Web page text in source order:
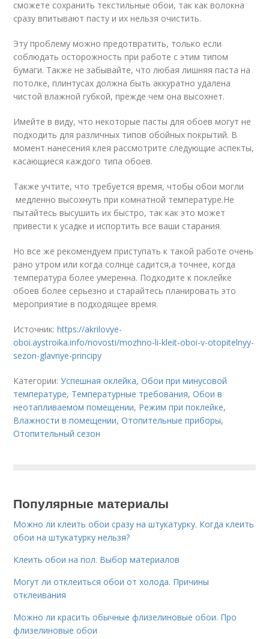
сможете сохранить текстильные обои, так как волокна
сразу впитывают пасту и их нельзя очистить.
Эту проблему можно предотвратить, только если
соблюдать осторожность при работе с этим типом
бумаги. Также не забывайте, что любая лишняя паста на
потолке, плинтусах должна быть аккуратно удалена
чистой влажной губкой, прежде чем она высохнет.
Имейте в виду, что некоторые пасты для обоев могут не
подходить для различных типов обойных покрытий. В
момент нанесения клея рассмотрите следующие аспекты,
касающиеся каждого типа обоев.
Также учтите, что требуется время, чтобы обои могли
медленно высохнуть при комнатной температуре.Не
пытайтесь высушить их быстро, так как это может
привести к усадке и испортить все ваши старания.
Но все же рекомендуем приступать к такой работе очень
рано утром или когда солнце садится,а точнее, когда
температура более умеренна. Подходите к поклейке
обоев более серьезно и старайтесь планировать это
мероприятие в подходящее время.
Источник:https://akrilovye-
oboi.aystroika.info/novosti/mozhno-li-kleit-oboi-v-otopitelnyy-
sezon-glavnye-principy
Категории:Успешная оклейка,Обои при минусовой
температуре, Температурные требования,Обои в
неотапливаемом помещении, Режим при поклейке,
Влажности в помещении,Отопительные приборы,
Отопительный сезон
Популярные материалы
Можно ли клеить обои сразу на штукатурку. Когда клеить
обои на штукатурку нельзя?
Клеить обои на пол. Выбор материалов
Могут ли отклеиться обои от холода. Причины
отклеивания
Можно ли красить обычные флизелиновые обои. Про
флизелиновые обои